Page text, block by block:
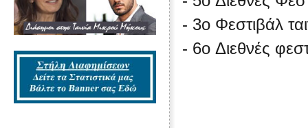
- 3o Φεστιβάλ
- 6o Διεθνές